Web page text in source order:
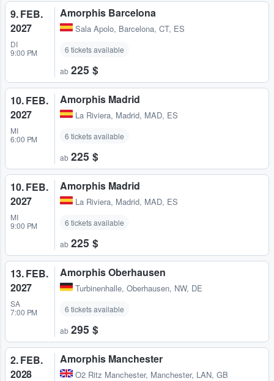
9. FEB.
2027
DI
9:00 PM
Amorphis Barcelona
Sala Apolo, Barcelona, CT, ES
6 tickets available
ab 225 $
10. FEB.
2027
MI
6:00 PM
Amorphis Madrid
La Riviera, Madrid, MAD, ES
6 tickets available
ab 225 $
10. FEB.
2027
MI
9:00 PM
Amorphis Madrid
La Riviera, Madrid, MAD, ES
6 tickets available
ab 225 $
13. FEB.
2027
SA
7:00 PM
Amorphis Oberhausen
Turbinenhalle, Oberhausen, NW, DE
6 tickets available
ab 295 $
2. FEB.
2028
Amorphis Manchester
O2 Ritz Manchester, Manchester, LAN, GB